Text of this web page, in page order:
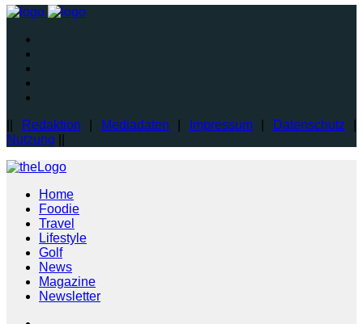
Redaktion Mediadaten Impressum| Datenschutz
Nutzung
Home
Foodie
Travel
Lifestyle
Golf
News
Magazine
Newsletter